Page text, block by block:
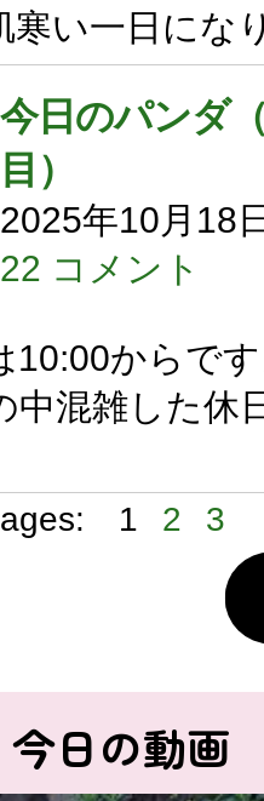
寒い一日にな
今日のパンダ
目）
2025年10月18
22 コメント
10:00からで
中混雑した休
1 2 3
今日の動画